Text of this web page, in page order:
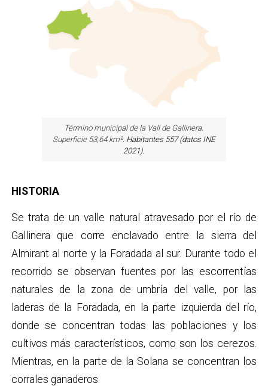
Término municipal de la Vall de Gallinera.
Superficie 53,64 km². Habitantes 557 (datos INE
2021).
HISTORIA
Se trata de un valle natural atravesado por el río de
Gallinera que corre enclavado entre la sierra del
Almirant al norte y la Foradada al sur. Durante todo el
recorrido se observan fuentes por las escorrentías
naturales de la zona de umbría del valle, por las
laderas de la Foradada, en la parte izquierda del río,
donde se concentran todas las poblaciones y los
cultivos más característicos, como son los cerezos.
Mientras, en la parte de la Solana se concentran los
corrales ganaderos.